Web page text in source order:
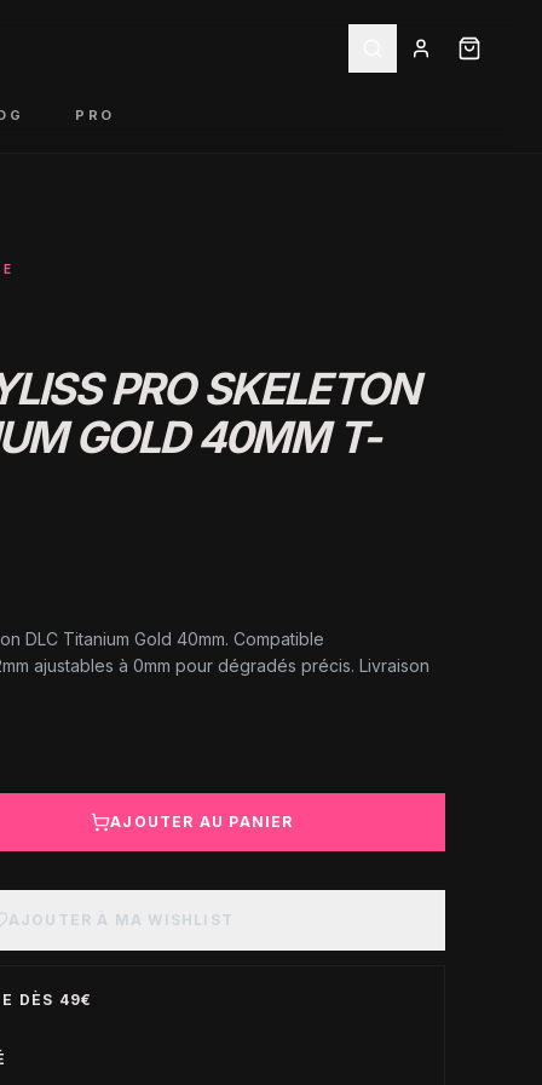
PRO
PRO SKELETON
GOLD 40MM T-
DLC Titanium Gold 40mm. Compatible
ajustables à 0mm pour dégradés précis. Livraison
AJOUTER AU PANIER
AJOUTER À MA WISHLIST
DÈS 49€